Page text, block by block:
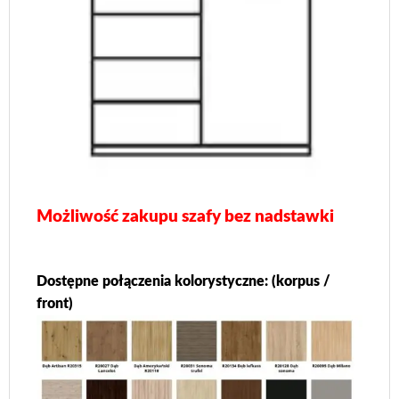
Możliwość zakupu szafy bez nadstawki
Dostępne połączenia kolorystyczne: (korpus /
front)